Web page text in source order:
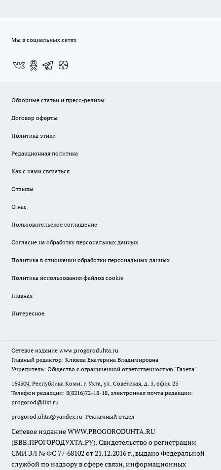
Мы в социальных сетях
Обзорные статьи и пресс-релизы
Договор оферты
Политика этики
Редакционная политика
Как с нами связаться
Отзывы
О нас
Пользовательское соглашение
Согласие на обработку персональных данных
Политика в отношении обработки персональных данных
Политика использования файлов cookie
Главная
Интересное
Сетевое издание www.progoroduhta.ru
Главный редактор: Клюева Екатерина Владимировна
Учредитель: Общество с ограниченной ответственностью "Газета"
169309, Республика Коми, г. Ухта, ул. Советская, д. 3, офис 23
Телефон редакции: 8(8216)72-18-18, электронная почта редакции:
progorod@list.ru
progorod.uhta@yandex.ru Рекламный отдел
Сетевое издание WWW.PROGORODUHTA.RU
(ВВВ.ПРОГОРОДУХТА.РУ). Свидетельство о регистрации
СМИ ЭЛ № ФС 77-68102 от 21.12.2016 г., выдано Федеральной
службой по надзору в сфере связи, информационных